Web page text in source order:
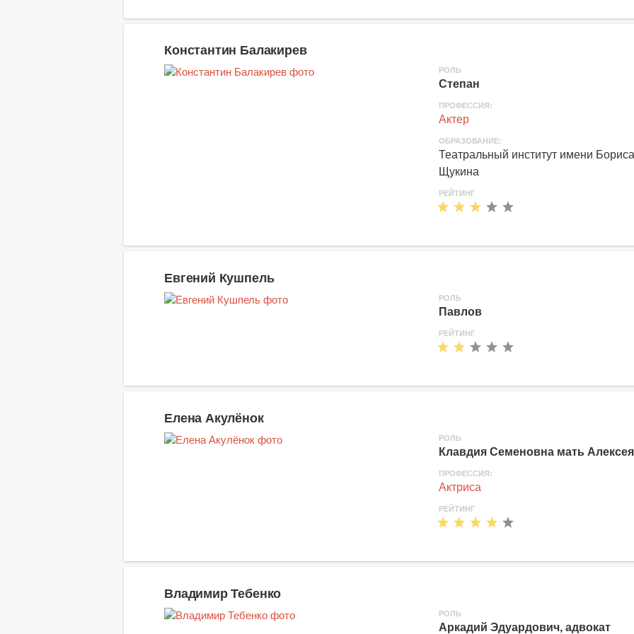
Константин Балакирев
РОЛЬ
Степан
ПРОФЕССИЯ:
Актер
ОБРАЗОВАНИЕ:
Театральный институт имени Бориса
Щукина
РЕЙТИНГ
Евгений Кушпель
РОЛЬ
Павлов
РЕЙТИНГ
Елена Акулёнок
РОЛЬ
Клавдия Семеновна мать Алексея
ПРОФЕССИЯ:
Актриса
РЕЙТИНГ
Владимир Тебенко
РОЛЬ
Аркадий Эдуардович, адвокат